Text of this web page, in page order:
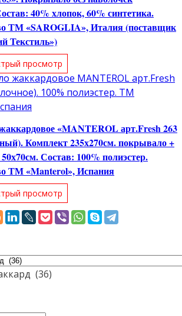
40% хлопок, 60% синтетика.
ТМ «SAROGLIA», Италия (поставщик
Текстиль»)
просмотр
«MANTEROL арт.Fresh 263
Комплект 235х270см. покрывало +
Состав: 100% полиэстер.
ТМ «Manterol», Испания
просмотр
(36)